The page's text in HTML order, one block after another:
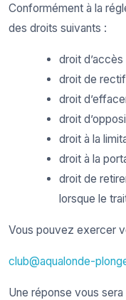
Conformément à la
des droits suivants :
droit
droit de
droit
droit
droit à la
droit à la
droit de
lorsque le
Vous pouvez exercer
club@aqualonde-
Une réponse vous sera